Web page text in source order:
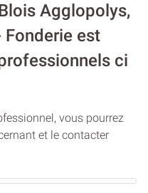
Agglopolys,
Fonderie est
ci
vous pourrez
et le contacter